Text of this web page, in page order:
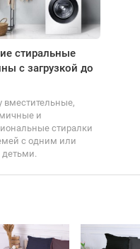
стиральные
с загрузкой до
вместительные,
и
стиралки
с одним или
детьми.